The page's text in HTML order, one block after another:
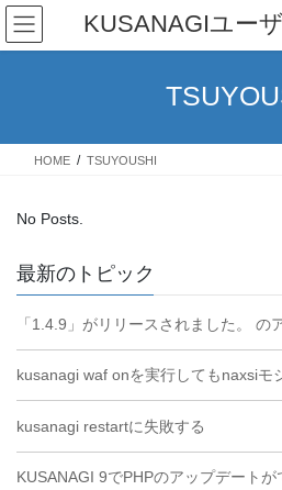
Skip
the
Skip
the
KUSANAGIユー
HOME TSUYOUSHI
No Posts.
最新のトピック
「1.4.9」がリリースされました。 の
kusanagi waf onを実行してもnaxsiモ
kusanagi restartに失敗する
KUSANAGI 9でPHPのアップデートが